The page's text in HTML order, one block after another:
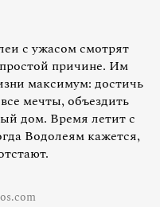
с ужасом смотрят
причине. Им
максимум: достичь
мечты, объездить
дом. Время летит с
Водолеям кажется,